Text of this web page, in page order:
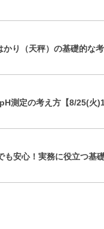
り（天秤）の基礎的な
測定の考え方【8/25(火
も安心！実務に役立つ基